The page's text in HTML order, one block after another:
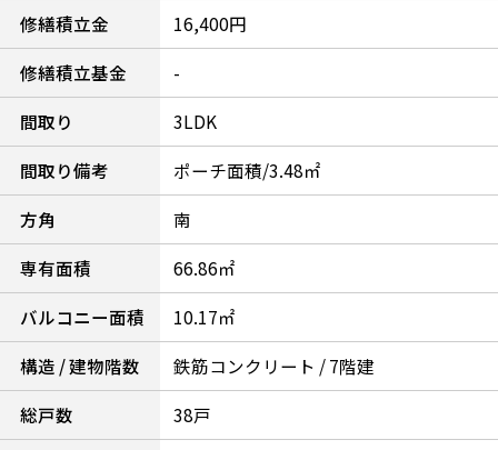
修繕積立金
16,400円
修繕積立基金
-
間取り
3LDK
間取り備考
ポーチ面積/3.48㎡
方角
南
専有面積
66.86㎡
バルコニー面積
10.17㎡
構造 / 建物階数
鉄筋コンクリート / 7階建
総戸数
38戸